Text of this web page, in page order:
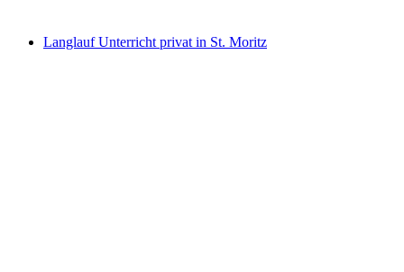
Langlauf Unterricht privat in St. Moritz